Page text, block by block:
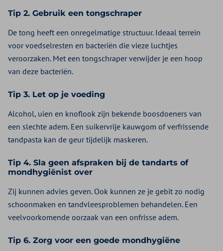
Tip 2. Gebruik een tongschraper
De tong heeft een onregelmatige structuur. Ideaal terrein
voor voedselresten en bacteriën die vieze luchtjes
veroorzaken. Met een tongschraper verwijder je een hoop
van deze bacteriën.
Tip 3. Let op je voeding
Alcohol, uien en knoflook zijn bekende boosdoeners van
een slechte adem. Een suikervrije kauwgom of verfrissende
tandpasta kan de geur tijdelijk maskeren.
Tip 4. Sla geen afspraken bij de tandarts of
mondhygiënist over
Zij kunnen advies geven. Ook kunnen ze je gebit zo nodig
schoonmaken en tandvleesproblemen behandelen. Een
veelvoorkomende oorzaak van een onfrisse adem.
Tip 6. Zorg voor een goede mondhygiëne